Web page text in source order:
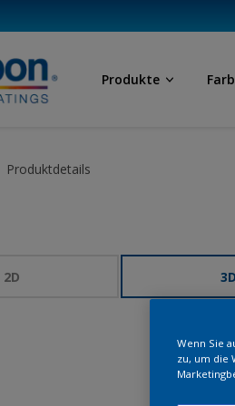
Produkte
Produktdetails
2D 3D
Wenn Sie
zu, um die